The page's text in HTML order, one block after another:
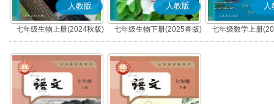
人教版
七年级生物上册(2024秋版)
人教版
七年级生物下册(2025春版)
人
七年级数学上册